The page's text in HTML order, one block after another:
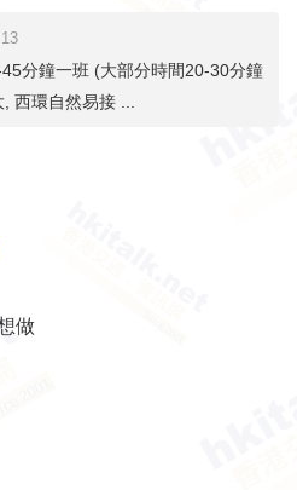
分鐘一班 (大部分時間20-30分鐘
西環自然易接 ...
做